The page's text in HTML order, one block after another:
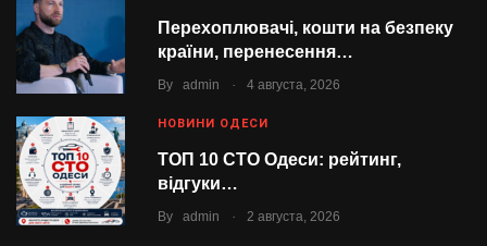
Перехоплювачі, кошти на безпеку
країни, перенесення…
By admin . 4 августа, 2026
НОВИНИ ОДЕСИ
ТОП 10 СТО Одеси: рейтинг,
відгуки…
By admin . 2 августа, 2026